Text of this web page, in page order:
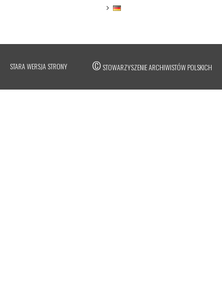
STARA WERSJA STRONY © STOWARZYSZENIE ARCHIWISTÓW POLSKICH